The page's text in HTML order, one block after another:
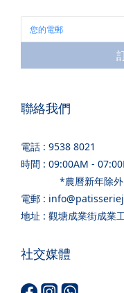
聯絡我們
電話 : 9538 8021
時間 : 09:00AM -
*農曆新年除外
電郵 :
地址 : 觀塘成業街成業
社交媒體